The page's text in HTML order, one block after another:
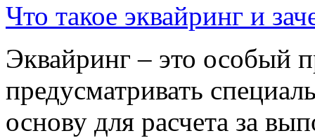
Что такое эквайринг и
Эквайринг – это особый
предусматривать
основу для расчета за